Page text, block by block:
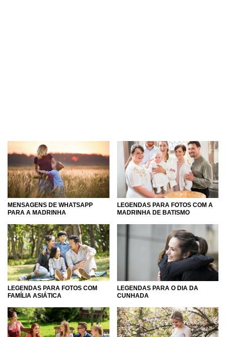
MENSAGENS DE WHATSAPP
PARA A MADRINHA
LEGENDAS PARA FOTOS COM A
MADRINHA DE BATISMO
LEGENDAS PARA FOTOS COM
FAMÍLIA ASIÁTICA
LEGENDAS PARA O DIA DA
CUNHADA